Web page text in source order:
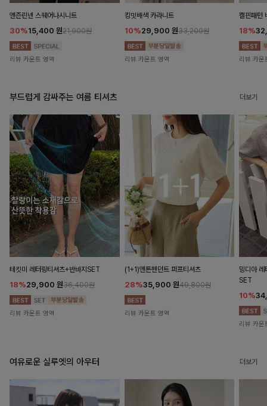
앤즌린넨 스퀘어나시니트
30%15,400 원21,900원
리뷰 카운트 영역
킹밋배색 카라니트
10%29,900 원33,200원
리뷰 카운트 영역
캘핀패턴
18%
리뷰 카운
부드럽게 감싸주는 여름 티셔츠 더보기
테킷미 레터링티셔츠+반바지SET
18%29,900 원36,400원
리뷰 카운트 영역
(1+1)앤튼펜던트 퍼프티셔츠
28%35,900 원49,800원
리뷰 카운트 영역
밍디아 레
SET
10%
리뷰 카운
여유로운 실루엣의 아우터 더보기